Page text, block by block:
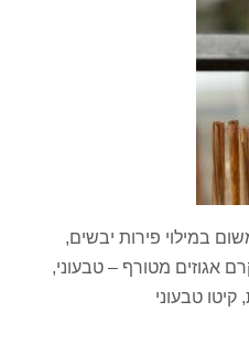
במילוי פירות יבשים,
אגוזים מטורף – טבעוני,
טבעוני